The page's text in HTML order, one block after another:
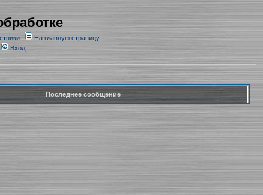
На главную страницу
Вход
Последнее сообщение